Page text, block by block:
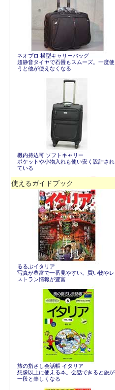
ネオプロ 横型キャリーバッグ
超静音タイヤで石畳もスムーズ。一度使
うと他が使えなくなる
機内持込可 ソフトキャリー
ポケットや小物入れも使い安く設計され
ている
使えるガイドブック
るるぶイタリア
写真が豊富で一番見やすい。買い物やレ
ストラン情報が豊富
旅の指さし会話帳 イタリア
想像以上に使える本。会話できると旅が
一段と楽しくなる